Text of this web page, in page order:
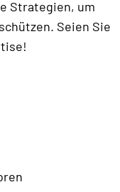
Strategien, um
Seien Sie